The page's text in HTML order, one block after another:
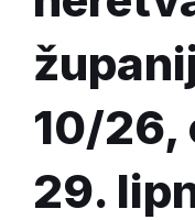
10/26,
29.